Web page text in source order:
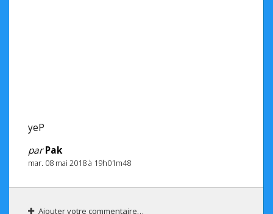
yeP
parPak
mar. 08 mai 2018 à 19h01m48
Ajouter votre commentaire…